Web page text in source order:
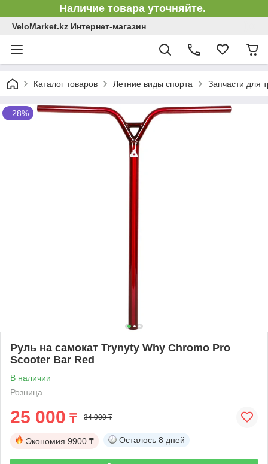
Наличие товара уточняйте.
VeloMarket.kz Интернет-магазин
Каталог товаров Летние виды спорта Запчасти для
–28%
Руль на самокат Trynyty Why Chromo Pro
Scooter Bar Red
В наличии
Розница
25 000 ₸ 34 900 ₸
Экономия 9900 ₸ Осталось 8 дней